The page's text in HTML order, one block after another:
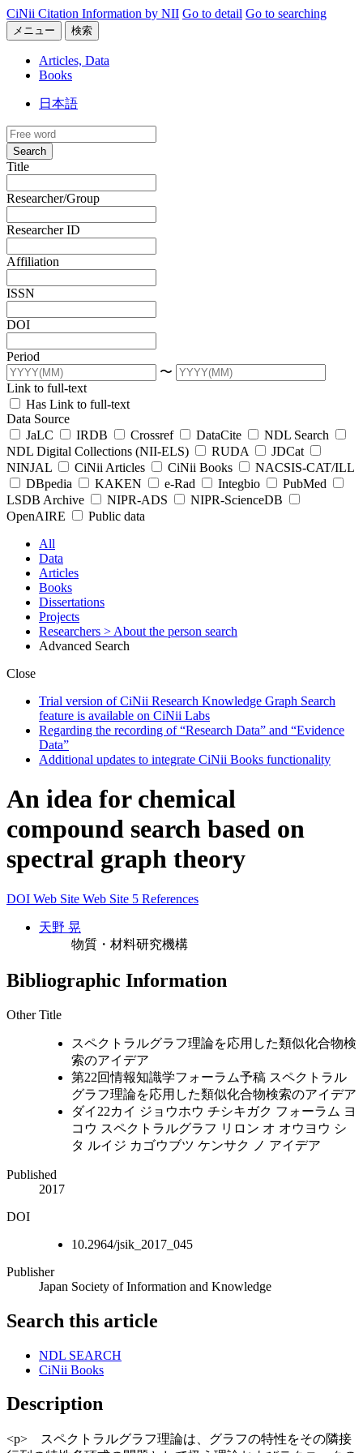
CiNii Citation Information by NII Go to detail Go to searching
メニュー 検索
Articles, Data
Books
日本語
Search
Title
Researcher/Group
Researcher ID
Affiliation
ISSN
DOI
Period
〜
Link to full-text
Has Link to full-text
Data Source
JaLC
IRDB Crossref DataCite
NDL Search
NDL Digital Collections (NII-ELS)
RUDA
JDCat
NINJAL
CiNii Articles CiNii Books
NACSIS-CAT/ILL
DBpedia
KAKEN e-Rad Integbio
PubMed
LSDB Archive
NIPR-ADS
NIPR-ScienceDB
OpenAIRE
Public data
All
Data
Articles
Books
Dissertations
Projects
Researchers > About the person search
Advanced Search
Close
Trial version of CiNii Research Knowledge Graph Search
feature is available on CiNii Labs
Regarding the recording of “Research Data” and “Evidence
Data”
Additional updates to integrate CiNii Books functionality
An idea for chemical
compound search based on
spectral graph theory
DOI Web Site Web Site 5 References
天野 晃
物質・材料研究機構
Bibliographic Information
Other Title
スペクトラルグラフ理論を応用した類似化合物検
索のアイデア
第22回情報知識学フォーラム予稿 スペクトラル
グラフ理論を応用した類似化合物検索のアイデア
ダイ22カイ ジョウホウ チシキガク フォーラム ヨ
コウ スペクトラルグラフ リロン オ オウヨウ シ
タ ルイジ カゴウブツ ケンサク ノ アイデア
Published
2017
DOI
10.2964/jsik_2017_045
Publisher
Japan Society of Information and Knowledge
Search this article
NDL SEARCH
CiNii Books
Description
<p> スペクトラルグラフ理論は、グラフの特性をその隣接